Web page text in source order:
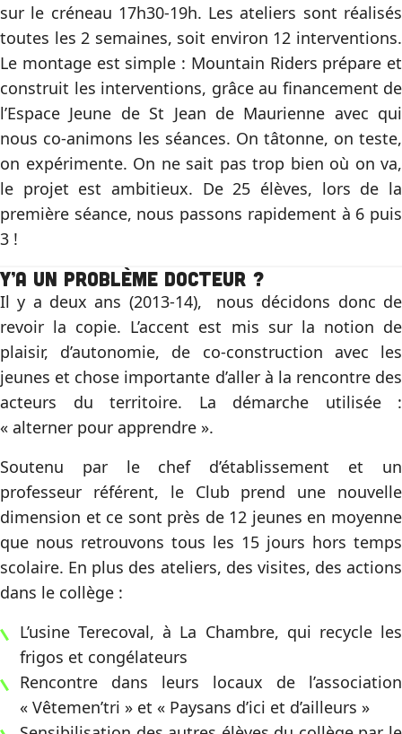
sur le créneau 17h30-19h. Les ateliers sont réalisés
toutes les 2 semaines, soit environ 12 interventions.
Le montage est simple : Mountain Riders prépare et
construit les interventions, grâce au financement de
l’Espace Jeune de St Jean de Maurienne avec qui
nous co-animons les séances. On tâtonne, on teste,
on expérimente. On ne sait pas trop bien où on va,
le projet est ambitieux. De 25 élèves, lors de la
première séance, nous passons rapidement à 6 puis
3 !
Y’a un problème docteur ?
Il y a deux ans (2013-14), nous décidons donc de
revoir la copie. L’accent est mis sur la notion de
plaisir, d’autonomie, de co-construction avec les
jeunes et chose importante d’aller à la rencontre des
acteurs du territoire. La démarche utilisée :
« alterner pour apprendre ».
Soutenu par le chef d’établissement et un
professeur référent, le Club prend une nouvelle
dimension et ce sont près de 12 jeunes en moyenne
que nous retrouvons tous les 15 jours hors temps
scolaire. En plus des ateliers, des visites, des actions
dans le collège :
L’usine Terecoval, à La Chambre, qui recycle les
frigos et congélateurs
Rencontre dans leurs locaux de l’association
« Vêtemen’tri » et « Paysans d’ici et d’ailleurs »